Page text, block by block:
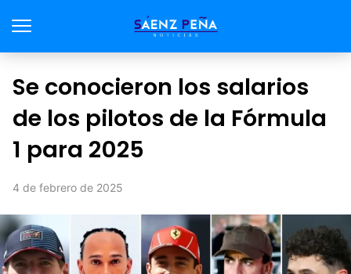
Se conocieron los salarios
de los pilotos de la Fórmula
1 para 2025
4 de febrero de 2025